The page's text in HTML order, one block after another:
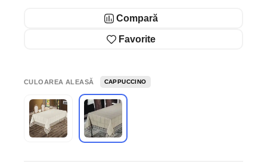
Compară
Favorite
CULOAREA ALEASĂ CAPPUCCINO